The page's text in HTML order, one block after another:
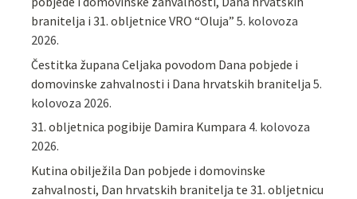
branitelja i 31. obljetnice VRO “Oluja” 5. kolovoza
2026.
Čestitka župana Celjaka povodom Dana pobjede i
domovinske zahvalnosti i Dana hrvatskih branitelja 5.
kolovoza 2026.
31. obljetnica pogibije Damira Kumpara 4. kolovoza
2026.
Kutina obilježila Dan pobjede i domovinske
zahvalnosti, Dan hrvatskih branitelja te 31. obljetnicu